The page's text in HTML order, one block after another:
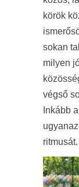
körök
sokan
milyen
végső
Inkább
ritmusát.